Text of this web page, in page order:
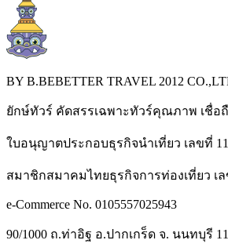
BY B.BEBETTER TRAVEL 2012
ยักษ์ทัวร์ คัดสรรเฉพาะทัวร์คุณภาพ เชื่อถื
ใบอนุญาตประกอบธุรกิจนำเที่ยว เลขที่
สมาชิกสมาคมไทยธุรกิจการท่องเที่ยว เล
e-Commerce No. 0105557025943
90/1000 ถ.ท่าอิฐ อ.ปากเกร็ด จ. นนทบุรี